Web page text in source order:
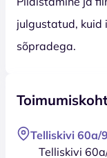
julgustatud, kuid
sõpradega.
Telliskivi 60a/
Telliskivi